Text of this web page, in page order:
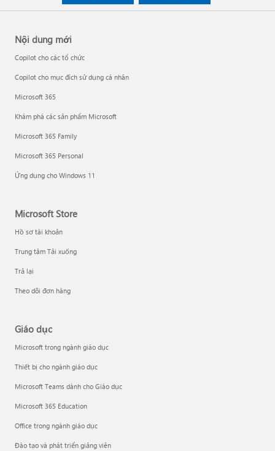
Nội dung mới
Copilot cho các tổ chức
Copilot cho mục đích sử dụng cá nhân
Microsoft 365
Khám phá các sản phẩm Microsoft
Microsoft 365 Family
Microsoft 365 Personal
Ứng dụng cho Windows 11
Microsoft Store
Hồ sơ tài khoản
Trung tâm Tải xuống
Trả lại
Theo dõi đơn hàng
Giáo dục
Microsoft trong ngành giáo dục
Thiết bị cho ngành giáo dục
Microsoft Teams dành cho Giáo dục
Microsoft 365 Education
Office trong ngành giáo dục
Đào tạo và phát triển giảng viên